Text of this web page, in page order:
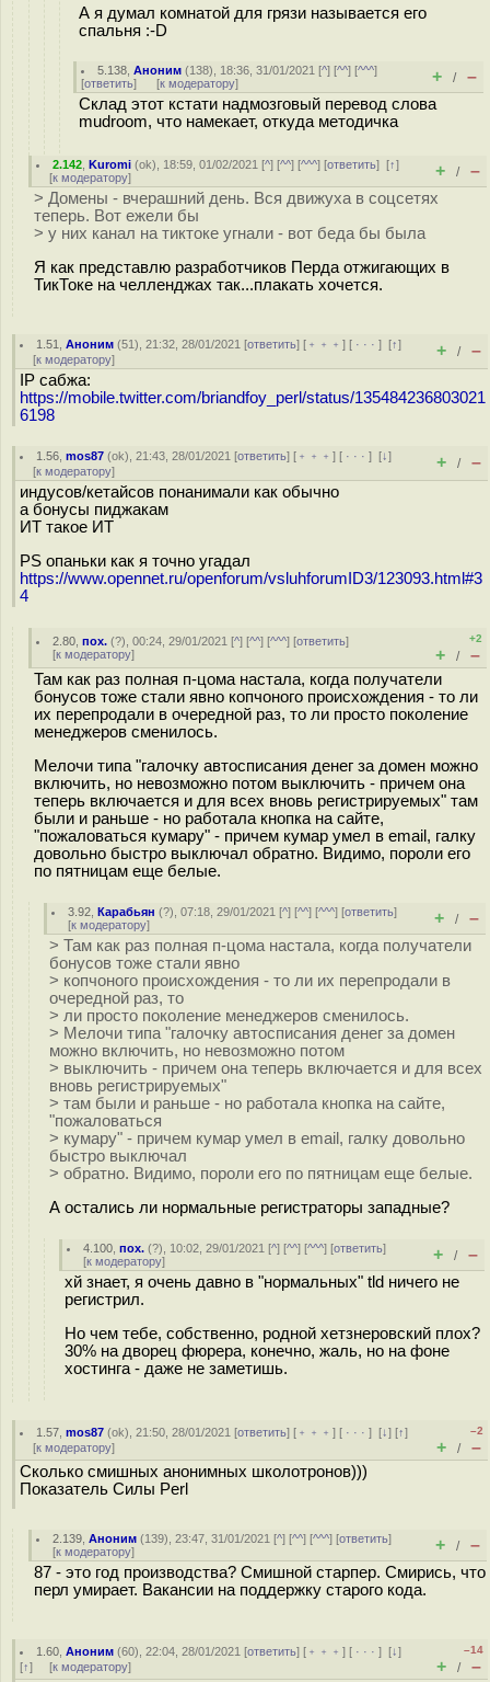
А я думал комнатой для грязи называется его
спальня :-D
5.138 ,Аноним (138), 18:36, 31/01/2021 [^] [^^] [^^^]
[ответить] [к модератору] + / –
Склад этот кстати надмозговый перевод слова
mudroom, что намекает, откуда методичка
2.142 ,Kuromi (ok), 18:59, 01/02/2021 [^] [^^] [^^^] [ответить][↑]
[к модератору] + / –
> Домены - вчерашний день. Вся движуха в соцсетях
теперь. Вот ежели бы
> у них канал на тиктоке угнали - вот беда бы была
Я как представлю разработчиков Перда отжигающих в
ТикТоке на челленджах так...плакать хочется.
1.51 ,Аноним (51), 21:32, 28/01/2021 [ответить] [ ﹢﹢﹢] [ · · ·][↑]
[к модератору] + / –
IP сабжа:
https://mobile.twitter.com/briandfoy_perl/status/135484236803021
6198
1.56 ,mos87 (ok), 21:43, 28/01/2021 [ответить] [ ﹢﹢﹢] [ · · ·][↓]
[к модератору] + / –
индусов/кетайсов понанимали как обычно
а бонусы пиджакам
ИТ такое ИТ
PS опаньки как я точно угадал
https://www.opennet.ru/openforum/vsluhforumID3/123093.html#3
4
2.80 ,пох. (?), 00:24, 29/01/2021 [^] [^^] [^^^] [ответить]
[к модератору]
+2
+ / –
Там как раз полная п-цома настала, когда получатели
бонусов тоже стали явно копчоного происхождения - то ли
их перепродали в очередной раз, то ли просто поколение
менеджеров сменилось.
Мелочи типа "галочку автосписания денег за домен можно
включить, но невозможно потом выключить - причем она
теперь включается и для всех вновь регистрируемых" там
были и раньше - но работала кнопка на сайте,
"пожаловаться кумару" - причем кумар умел в email, галку
довольно быстро выключал обратно. Видимо, пороли его
по пятницам еще белые.
3.92 ,Карабьян (?), 07:18, 29/01/2021 [^] [^^] [^^^] [ответить]
[к модератору] + / –
> Там как раз полная п-цома настала, когда получатели
бонусов тоже стали явно
> копчоного происхождения - то ли их перепродали в
очередной раз, то
> ли просто поколение менеджеров сменилось.
> Мелочи типа "галочку автосписания денег за домен
можно включить, но невозможно потом
> выключить - причем она теперь включается и для всех
вновь регистрируемых"
> там были и раньше - но работала кнопка на сайте,
"пожаловаться
> кумару" - причем кумар умел в email, галку довольно
быстро выключал
> обратно. Видимо, пороли его по пятницам еще белые.
А остались ли нормальные регистраторы западные?
4.100 ,пох. (?), 10:02, 29/01/2021 [^] [^^] [^^^] [ответить]
[к модератору] + / –
хй знает, я очень давно в "нормальных" tld ничего не
регистрил.
Но чем тебе, собственно, родной хетзнеровский плох?
30% на дворец фюрера, конечно, жаль, но на фоне
хостинга - даже не заметишь.
1.57 ,mos87 (ok), 21:50, 28/01/2021 [ответить] [ ﹢﹢﹢] [ · · ·][↓] [↑]
[к модератору]
–2
+ / –
Сколько смишных анонимных школотронов)))
Показатель Силы Perl
2.139 ,Аноним (139), 23:47, 31/01/2021 [^] [^^] [^^^] [ответить]
[к модератору] + / –
87 - это год производства? Смишной старпер. Смирись, что
перл умирает. Вакансии на поддержку старого кода.
1.60 ,Аноним (60), 22:04, 28/01/2021 [ответить] [ ﹢﹢﹢] [ · · ·][↓]
[↑] [к модератору]
–14
+ / –